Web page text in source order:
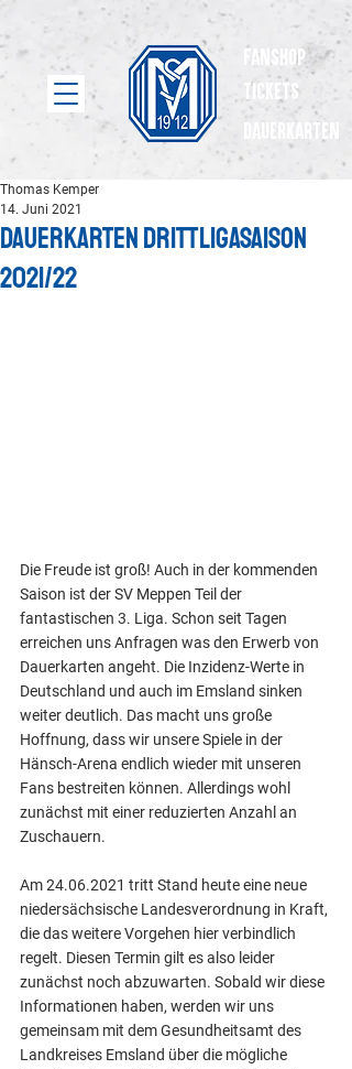
Fanshop
Tickets
dauerkarten
Dauerkarten Drittligasaison
2021/22
Thomas Kemper
14. Juni 2021
Die Freude ist groß! Auch in der kommenden
Saison ist der SV Meppen Teil der
fantastischen 3. Liga. Schon seit Tagen
erreichen uns Anfragen was den Erwerb von
Dauerkarten angeht. Die Inzidenz-Werte in
Deutschland und auch im Emsland sinken
weiter deutlich. Das macht uns große
Hoffnung, dass wir unsere Spiele in der
Hänsch-Arena endlich wieder mit unseren
Fans bestreiten können. Allerdings wohl
zunächst mit einer reduzierten Anzahl an
Zuschauern.
Am 24.06.2021 tritt Stand heute eine neue
niedersächsische Landesverordnung in Kraft,
die das weitere Vorgehen hier verbindlich
regelt. Diesen Termin gilt es also leider
zunächst noch abzuwarten. Sobald wir diese
Informationen haben, werden wir uns
gemeinsam mit dem Gesundheitsamt des
Landkreises Emsland über die mögliche